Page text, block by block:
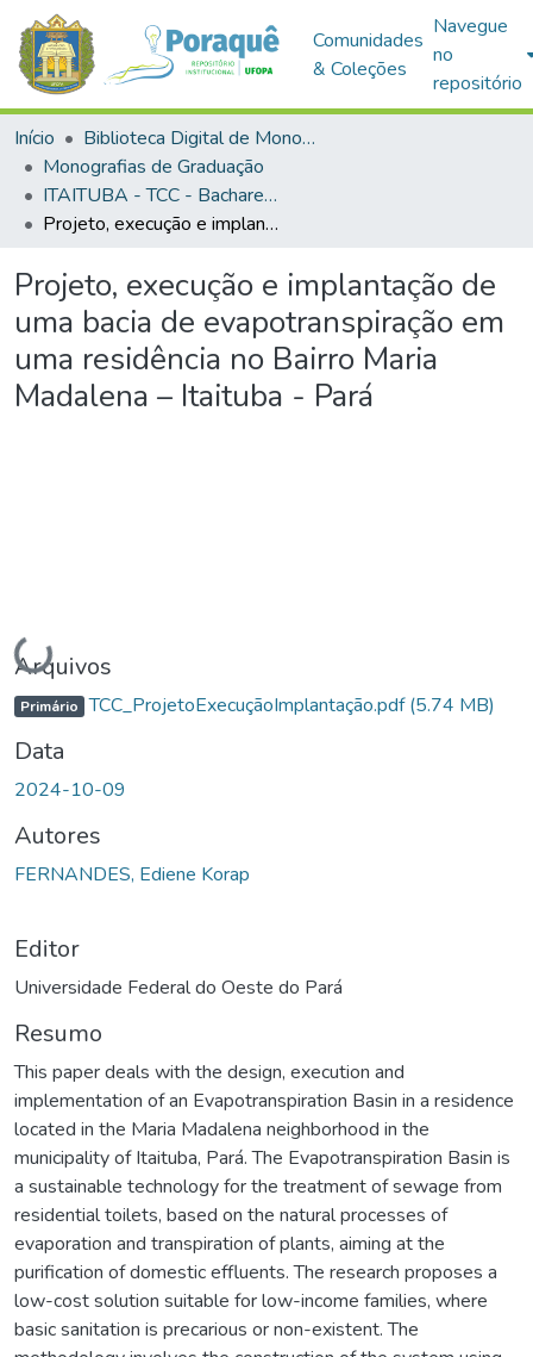
Comunidades
& Coleções
Navegue
no
repositório
Início
Biblioteca Digital de Monografias (BDM)
Monografias de Graduação
ITAITUBA - TCC - Bacharelado em Engenharia Civil
Projeto, execução e implantação de uma bacia de evapotranspiração em uma residência no Bairro Maria Madalena – Itaituba - Pará
Projeto, execução e implantação de
uma bacia de evapotranspiração em
uma residência no Bairro Maria
Madalena – Itaituba - Pará
Carregando...
Arquivos
Primário TCC_ProjetoExecuçãoImplantação.pdf(5.74 MB)
Data
2024-10-09
Autores
FERNANDES, Ediene Korap
Editor
Universidade Federal do Oeste do Pará
Resumo
This paper deals with the design, execution and
implementation of an Evapotranspiration Basin in a residence
located in the Maria Madalena neighborhood in the
municipality of Itaituba, Pará. The Evapotranspiration Basin is
a sustainable technology for the treatment of sewage from
residential toilets, based on the natural processes of
evaporation and transpiration of plants, aiming at the
purification of domestic effluents. The research proposes a
low-cost solution suitable for low-income families, where
basic sanitation is precarious or non-existent. The